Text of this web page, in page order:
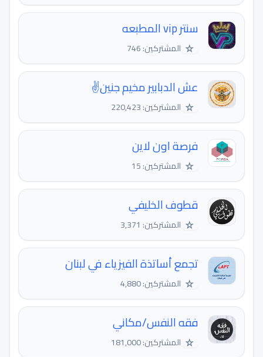
سنتر vip المطبعه
☆ المشتركين: 746
عش الدبابير مخيم جنين✌️
☆ المشتركين: 220,423
فرصة اون لاين
☆ المشتركين: 15
قطوف الخليفي
☆ المشتركين: 3,371
تجمع أساتذة الفيزياء في لبنان
☆ المشتركين: 4,880
فقه النفس/مكاني
☆ المشتركين: 181,000